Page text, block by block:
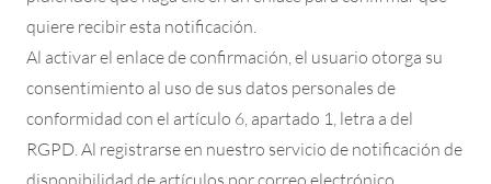
quiere recibir esta notificación.
Al activar el enlace de confirmación, el usuario otorga su
consentimiento al uso de sus datos personales de
conformidad con el artículo 6, apartado 1, letra a del
RGPD. Al registrarse en nuestro servicio de notificación de
disponibilidad de artículos por correo electrónico,